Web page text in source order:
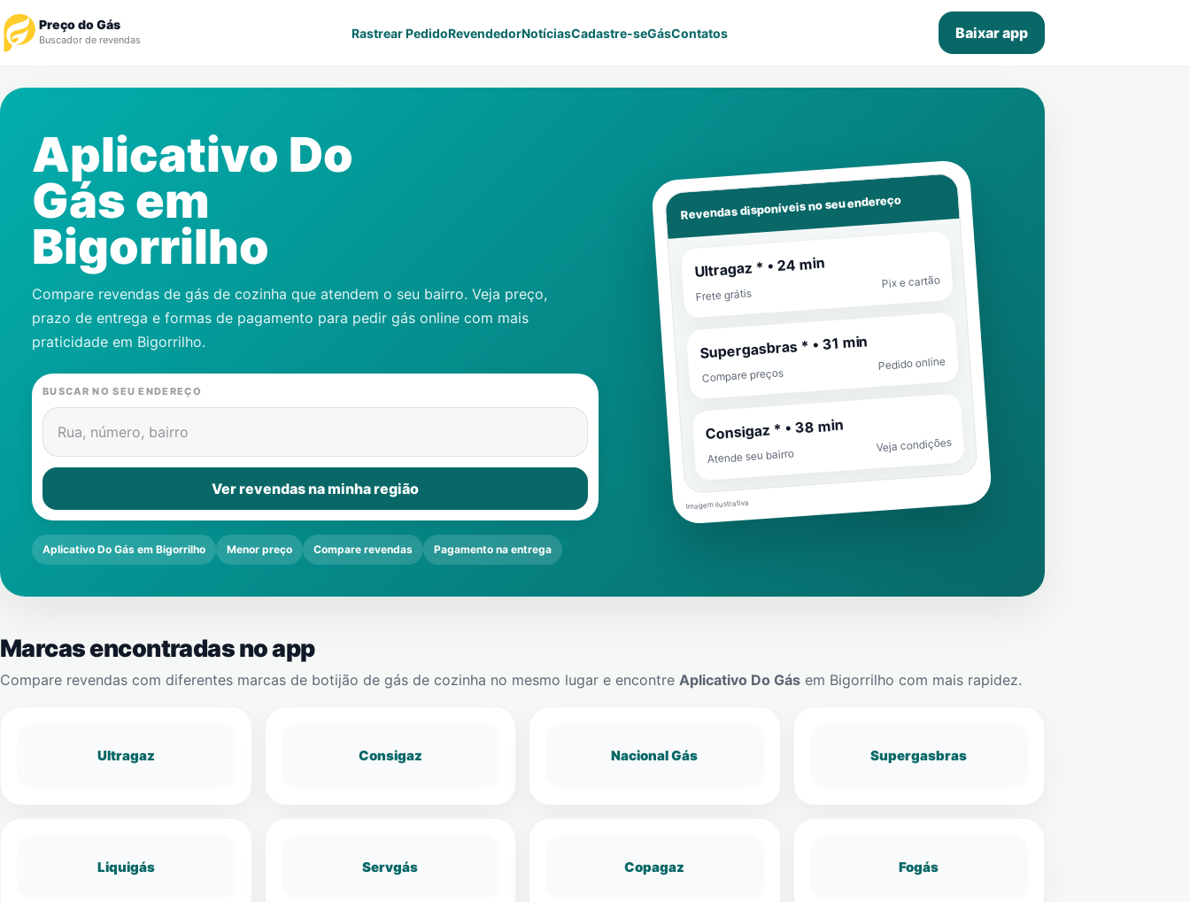
Preço do Gás
Buscador de revendas Rastrear PedidoRevendedorNotíciasCadastre-seGásContatos Baixar app
Revendedor
Notícias
Cadastre-se
Contatos
Aplicativo Do
Gás em
Bigorrilho
Compare revendas de gás de cozinha que atendem o seu bairro. Veja preço,
prazo de entrega e formas de pagamento para pedir gás online com mais
praticidade em Bigorrilho.
BUSCAR NO SEU ENDEREÇO
Rua, número, bairro
Ver revendas na minha região
Aplicativo Do Gás em Bigorrilho Menor preço Compare revendas Pagamento na entrega
Revendas disponíveis no seu endereço
Ultragaz * • 24 min
Frete grátis
Pix e cartão
Supergasbras * • 31 min
Compare preços
Pedido online
Consigaz * • 38 min
Atende seu bairro
Veja condições
Imagem ilustrativa
Marcas encontradas no app
Compare revendas com diferentes marcas de botijão de gás de cozinha no mesmo lugar e encontre Aplicativo Do Gás em Bigorrilho com mais rapidez.
Ultragaz Consigaz Nacional Gás Supergasbras
Liquigás Servgás Copagaz Fogás